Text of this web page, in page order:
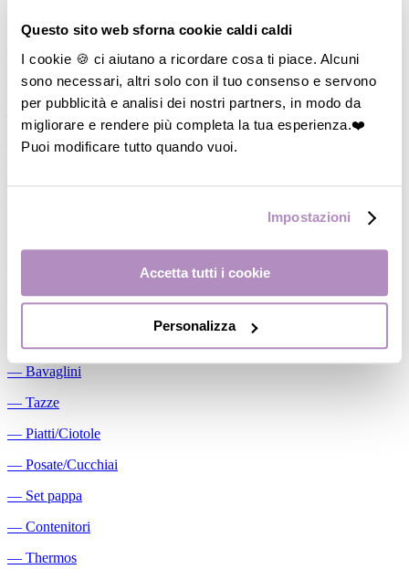
Questo sito web sforna cookie caldi caldi
I cookie 🍪 ci aiutano a ricordare cosa ti piace. Alcuni
sono necessari, altri solo con il tuo consenso e servono
per pubblicità e analisi dei nostri partners, in modo da
migliorare e rendere più completa la tua esperienza.❤️
Puoi modificare tutto quando vuoi.
Impostazioni
Accetta tutti i cookie
Personalizza
―
Cuscini allattamento
―Biberon
―
Tettarelle
―Succhietti
Conservalatte Materno
―Massaggiagengive
― Bavaglini
― Tazze
― Piatti/Ciotole
― Posate/Cucchiai
― Set pappa
― Contenitori
― Thermos